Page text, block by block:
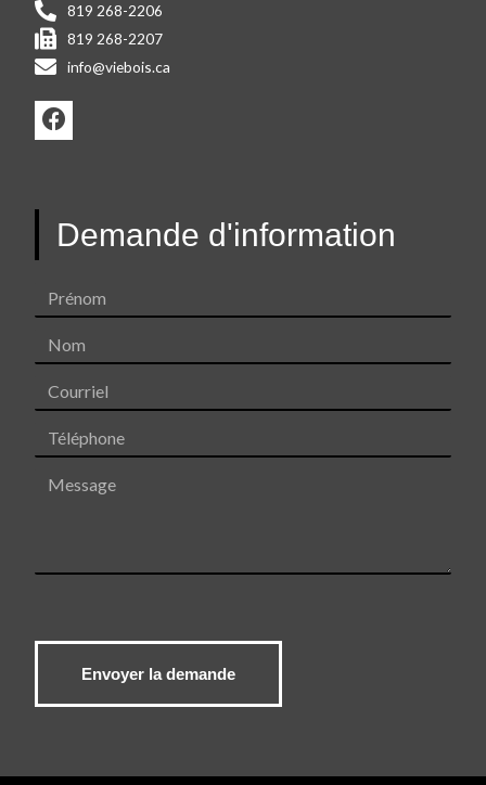
819 268-2206
819 268-2207
info@viebois.ca
F
a
o
o
Demande d'information
Prénom
Nom
Courriel
Téléphone
Message
Envoyer la demande